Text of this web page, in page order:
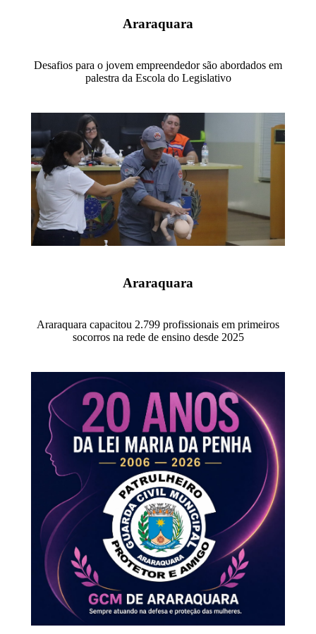
Araraquara
Desafios para o jovem empreendedor são abordados em
palestra da Escola do Legislativo
Araraquara
Araraquara capacitou 2.799 profissionais em primeiros
socorros na rede de ensino desde 2025